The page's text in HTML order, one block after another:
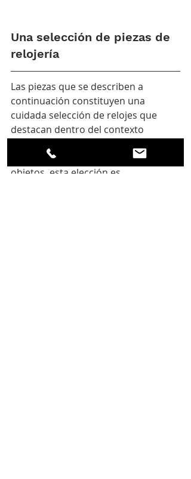
Una selección de piezas de
relojería
Las piezas que se describen a
continuación constituyen una
cuidada selección de relojes que
destacan dentro del contexto
podrían haberse incluido otros
objetos, esta elección es